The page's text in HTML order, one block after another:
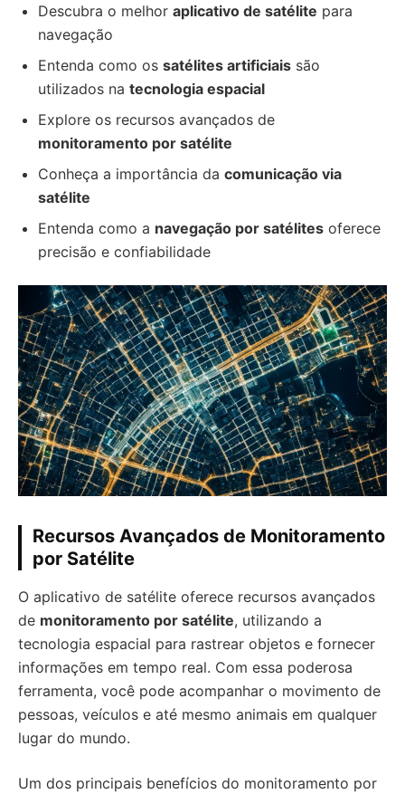
Descubra o melhor aplicativo de satélite para
navegação
Entenda como os satélites artificiais são
utilizados na tecnologia espacial
Explore os recursos avançados de
monitoramento por satélite
Conheça a importância da comunicação via
satélite
Entenda como a navegação por satélites oferece
precisão e confiabilidade
Recursos Avançados de Monitoramento
por Satélite
O aplicativo de satélite oferece recursos avançados
de monitoramento por satélite, utilizando a
tecnologia espacial para rastrear objetos e fornecer
informações em tempo real. Com essa poderosa
ferramenta, você pode acompanhar o movimento de
pessoas, veículos e até mesmo animais em qualquer
lugar do mundo.
Um dos principais benefícios do monitoramento por